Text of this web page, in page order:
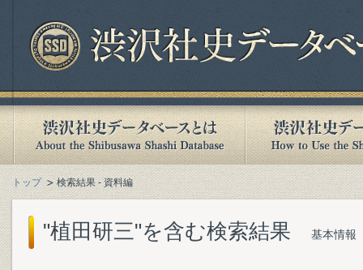
トップ 検索結果 - 資料編
"植田研三"を含む検索結果 基本情報